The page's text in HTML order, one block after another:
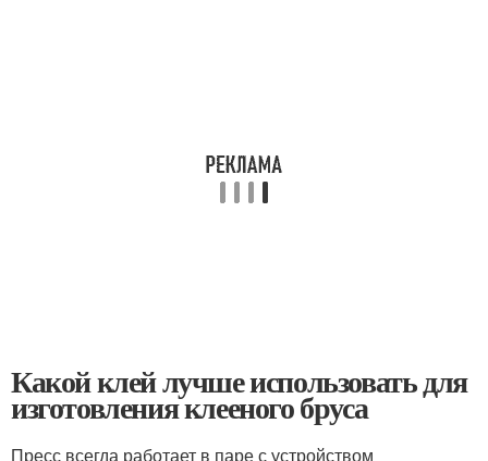
Какой клей лучше использовать для
изготовления клееного бруса
Пресс всегда работает в паре с устройством